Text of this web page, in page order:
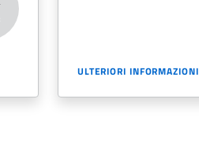
ULTERIORI INFORMAZIONI